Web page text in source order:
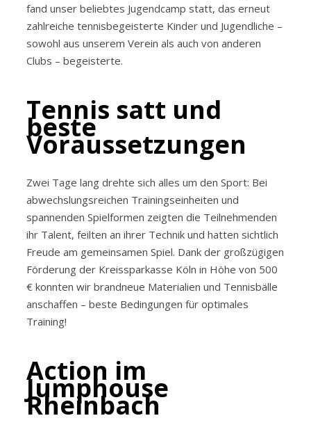
fand unser beliebtes Jugendcamp statt, das erneut
zahlreiche tennisbegeisterte Kinder und Jugendliche –
sowohl aus unserem Verein als auch von anderen
Clubs – begeisterte.
Tennis satt und
beste
Voraussetzungen
Zwei Tage lang drehte sich alles um den Sport: Bei
abwechslungsreichen Trainingseinheiten und
spannenden Spielformen zeigten die Teilnehmenden
ihr Talent, feilten an ihrer Technik und hatten sichtlich
Freude am gemeinsamen Spiel. Dank der großzügigen
Förderung der Kreissparkasse Köln in Höhe von 500
€ konnten wir brandneue Materialien und Tennisbälle
anschaffen – beste Bedingungen für optimales
Training!
Action im
Jumphouse
Rheinbach